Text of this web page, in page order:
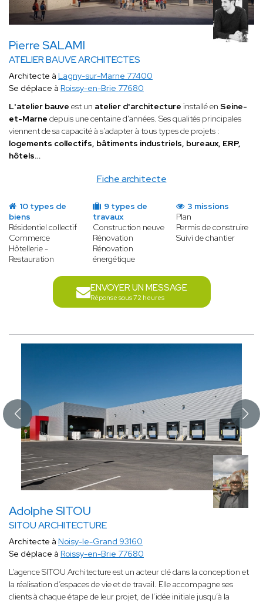
Pierre SALAMI
ATELIER BAUVE ARCHITECTES
Fiche architecte
Architecte à Lagny-sur-Marne 77400
Se déplace à Roissy-en-Brie 77680
L'atelier bauve est un atelier d'architecture installé en Seine-
et-Marne depuis une centaine d'années. Ses qualités principales
viennent de sa capacité à s'adapter à tous types de projets :
logements collectifs, bâtiments industriels, bureaux, ERP,
hôtels…
10 types de
biens
Résidentiel collectif
Commerce
Hôtellerie -
Restauration
9 types de
travaux
Construction neuve
Rénovation
Rénovation
énergétique
3 missions
Plan
Permis de construire
Suivi de chantier
ENVOYER UN MESSAGE
Réponse sous 72 heures
Adolphe SITOU
SITOU ARCHITECTURE
Architecte à Noisy-le-Grand 93160
Se déplace à Roissy-en-Brie 77680
L’agence SITOU Architecture est un acteur clé dans la conception et
la réalisation d’espaces de vie et de travail. Elle accompagne ses
clients à chaque étape de leur projet, de l’idée initiale jusqu’à la